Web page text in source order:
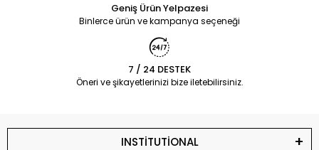
Geniş Ürün Yelpazesi
Binlerce ürün ve kampanya seçeneği
7 / 24 DESTEK
Öneri ve şikayetlerinizi bize iletebilirsiniz.
INSTİTUTİONAL